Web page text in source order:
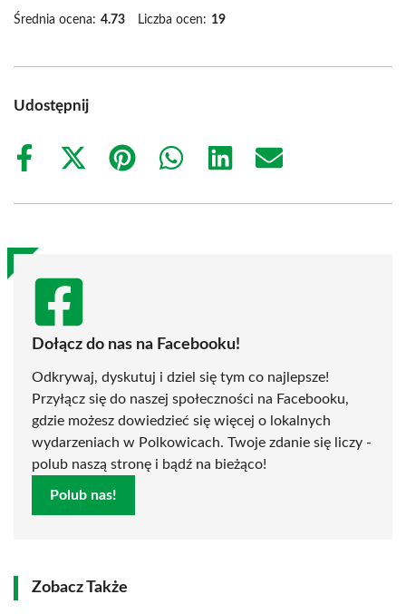
Średnia ocena: 4.73 Liczba ocen: 19
Udostępnij
Share
Share
(Twitter)
Share
Share
Share
Share
Dołącz do nas na Facebooku!
Odkrywaj, dyskutuj i dziel się tym co najlepsze!
Przyłącz się do naszej społeczności na Facebooku,
gdzie możesz dowiedzieć się więcej o lokalnych
wydarzeniach w Polkowicach. Twoje zdanie się liczy -
polub naszą stronę i bądź na bieżąco!
Polub nas!
Zobacz Także